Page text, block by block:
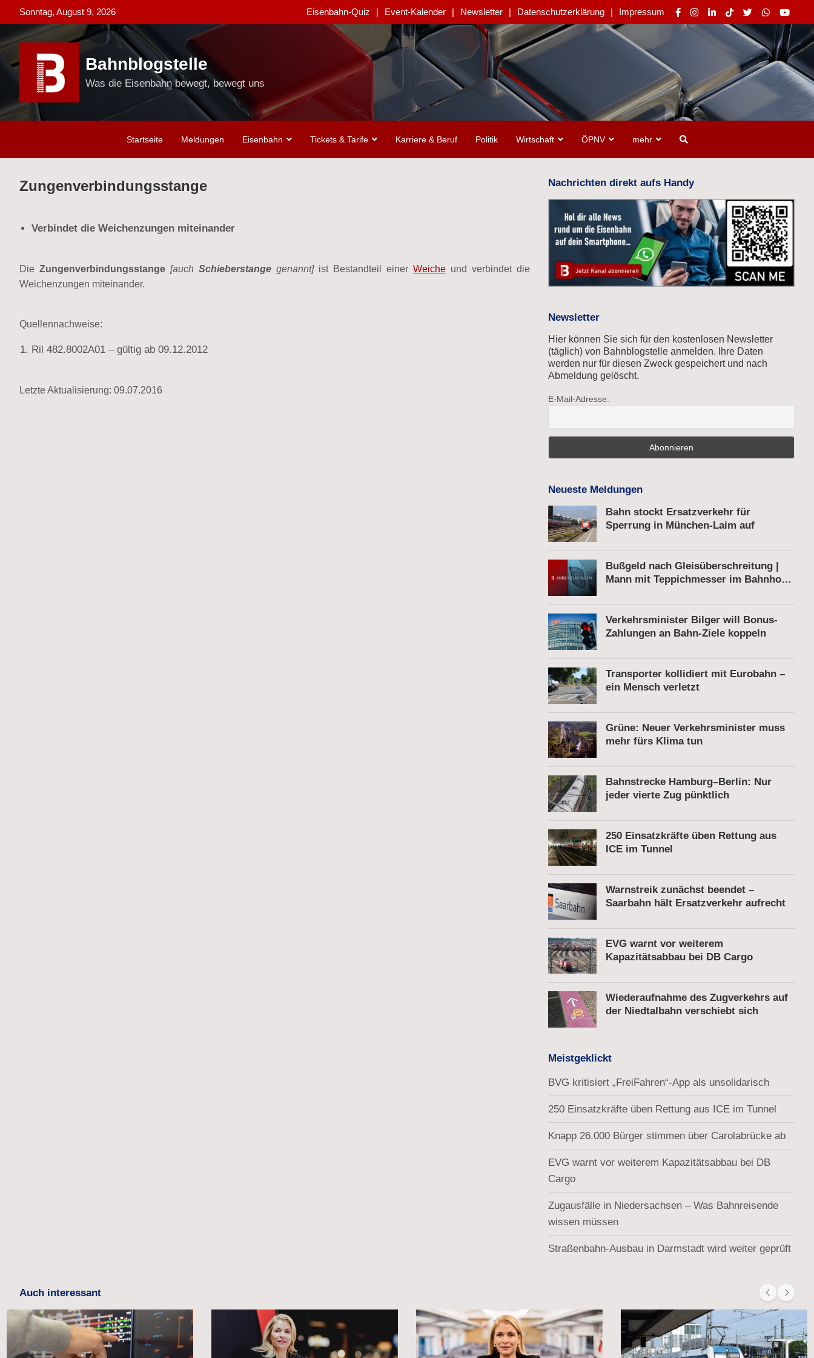
to
content
Sonntag, August 9, 2026 Eisenbahn-Quiz Event-Kalender Newsletter Datenschutzerklärung Impressum
Bahnblogstelle
Was die Eisenbahn bewegt, bewegt uns
Startseite Meldungen Eisenbahn Tickets & Tarife Karriere & Beruf Politik Wirtschaft ÖPNV mehr
Zungenverbindungsstange
Verbindet die Weichenzungen miteinander
DieZungenverbindungsstange [auchSchieberstange genannt]ist Bestandteil einerWeiche und verbindet die
Weichenzungen miteinander.
Quellennachweise:
Ril 482.8002A01 – gültig ab 09.12.2012
Letzte Aktualisierung: 09.07.2016
Nachrichten direkt aufs Handy
Newsletter
Hier können Sie sich für den kostenlosen Newsletter
(täglich) von Bahnblogstelle anmelden. Ihre Daten
werden nur für diesen Zweck gespeichert und nach
Abmeldung gelöscht.
E-Mail-Adresse:
Neueste Meldungen
Bahn stockt Ersatzverkehr für
Sperrung in München-Laim auf
Bußgeld nach Gleisüberschreitung |
Mann mit Teppichmesser im Bahnhof |
festgenommen
Verkehrsminister Bilger will Bonus-
Zahlungen an Bahn-Ziele koppeln
Transporter kollidiert mit Eurobahn –
ein Mensch verletzt
Grüne: Neuer Verkehrsminister muss
mehr fürs Klima tun
Bahnstrecke Hamburg–Berlin: Nur
jeder vierte Zug pünktlich
250 Einsatzkräfte üben Rettung aus
ICE im Tunnel
Warnstreik zunächst beendet –
Saarbahn hält Ersatzverkehr aufrecht
EVG warnt vor weiterem
Kapazitätsabbau bei DB Cargo
Wiederaufnahme des Zugverkehrs auf
der Niedtalbahn verschiebt sich
Meistgeklickt
BVG kritisiert „FreiFahren“-App als unsolidarisch
250 Einsatzkräfte üben Rettung aus ICE im Tunnel
Knapp 26.000 Bürger stimmen über Carolabrücke ab
EVG warnt vor weiterem Kapazitätsabbau bei DB
Cargo
Zugausfälle in Niedersachsen – Was Bahnreisende
wissen müssen
Straßenbahn-Ausbau in Darmstadt wird weiter geprüft
Auch interessant